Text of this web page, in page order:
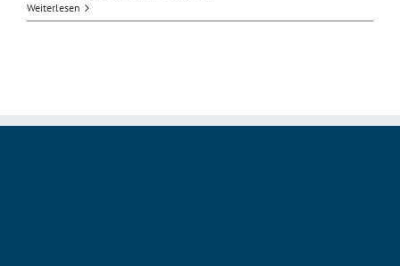
beim
Weiterlesen